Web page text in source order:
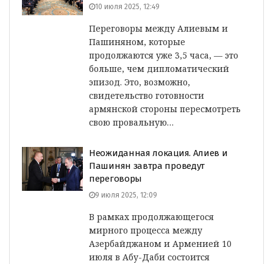
10 июля 2025, 12:49
Переговоры между Алиевым и
Пашиняном, которые
продолжаются уже 3,5 часа, — это
больше, чем дипломатический
эпизод. Это, возможно,
свидетельство готовности
армянской стороны пересмотреть
свою провальную…
Неожиданная локация. Алиев и
Пашинян завтра проведут
переговоры
9 июля 2025, 12:09
В рамках продолжающегося
мирного процесса между
Азербайджаном и Арменией 10
июля в Абу-Даби состоится